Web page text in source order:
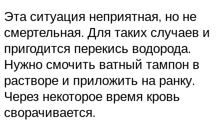
Эта ситуация неприятная, но не
смертельная. Для таких случаев и
пригодится перекись водорода.
Нужно смочить ватный тампон в
растворе и приложить на ранку.
Через некоторое время кровь
сворачивается.